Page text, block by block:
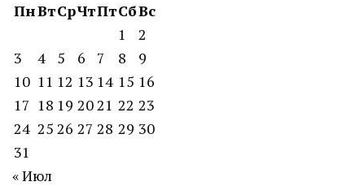
ПнВтСрЧтПтСбВс
1
2
3
4 5 6 7 8
9
10 11 12 13 14 15 16
17 18 19 2021 22 23
24 25 26 27 28 29 30
31
« Июл